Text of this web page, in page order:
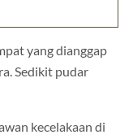
yang dianggap
Sedikit pudar
kecelakaan di